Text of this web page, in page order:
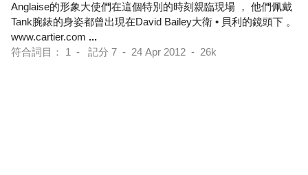
Anglaise的形象大使們在這個特別的時刻親臨現場 ， 他們佩戴
Tank腕錶的身姿都曾出現在David Bailey大衛 • 貝利的鏡頭下 。
www.cartier.com ...
符合詞目： 1 - 記分 7 - 24 Apr 2012 - 26k